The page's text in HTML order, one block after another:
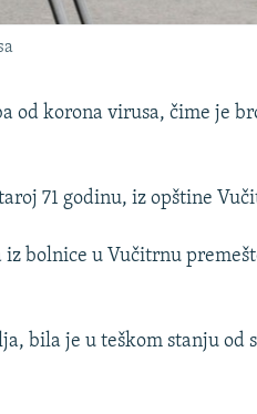
od korona virusa, čime je
71 godinu, iz opštine
bolnice u Vučitrnu
bila je u teškom stanju od